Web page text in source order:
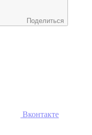
Поделиться
Вконтакте